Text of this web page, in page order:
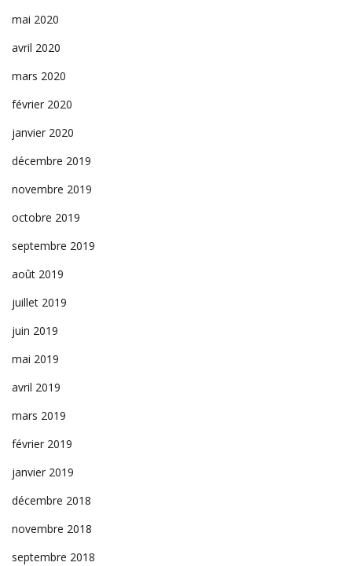
mai 2020
avril 2020
mars 2020
février 2020
janvier 2020
décembre 2019
novembre 2019
octobre 2019
septembre 2019
août 2019
juillet 2019
juin 2019
mai 2019
avril 2019
mars 2019
février 2019
janvier 2019
décembre 2018
novembre 2018
septembre 2018